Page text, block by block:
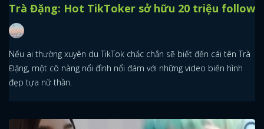
Trà Đặng: Hot TikToker sở hữu 20 triệu follow
Nếu ai thường xuyên du TikTok chắc chắn sẽ biết đến cái tên Trà
Đặng, một cô nàng nổi đình nổi đám với những video biến hình
đẹp tựa nữ thần.